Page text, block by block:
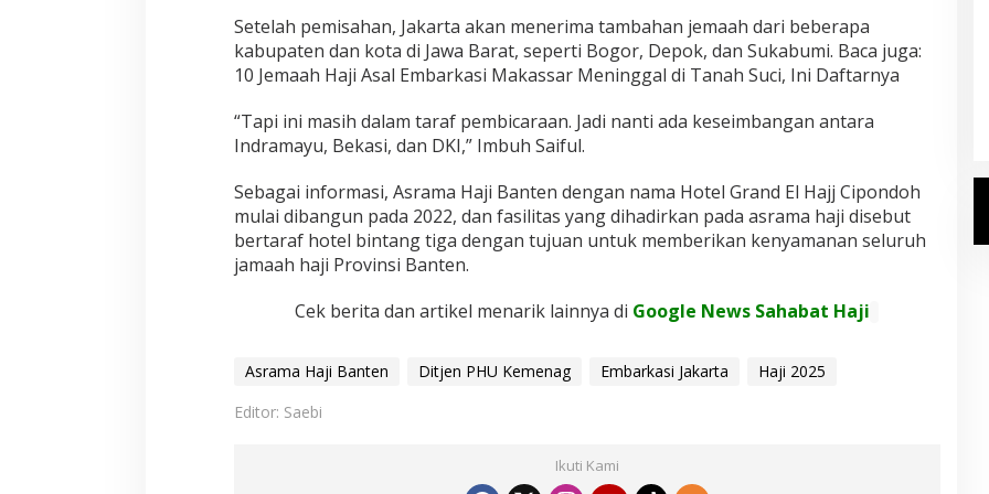
Setelah pemisahan, Jakarta akan menerima tambahan jemaah dari beberapa
kabupaten dan kota di Jawa Barat, seperti Bogor, Depok, dan Sukabumi. Baca juga:
10 Jemaah Haji Asal Embarkasi Makassar Meninggal di Tanah Suci, Ini Daftarnya
“Tapi ini masih dalam taraf pembicaraan. Jadi nanti ada keseimbangan antara
Indramayu, Bekasi, dan DKI,” Imbuh Saiful.
Sebagai informasi, Asrama Haji Banten dengan nama Hotel Grand El Hajj Cipondoh
mulai dibangun pada 2022, dan fasilitas yang dihadirkan pada asrama haji disebut
bertaraf hotel bintang tiga dengan tujuan untuk memberikan kenyamanan seluruh
jamaah haji Provinsi Banten.
Cek berita dan artikel menarik lainnya di Google News Sahabat Haji
Asrama Haji Banten Ditjen PHU Kemenag Embarkasi Jakarta
Haji 2025
Editor: Saebi
Ikuti Kami
Kemenhaj Umumkan Daftar
Jemaah Haji 2027